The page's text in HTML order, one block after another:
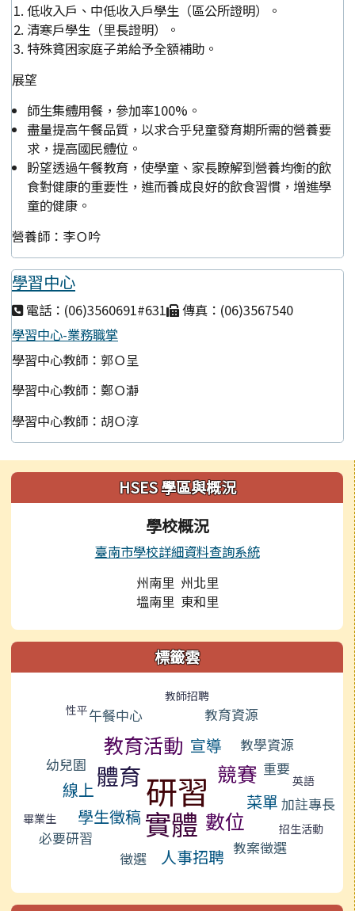
低收入戶、中低收入戶學生（區公所證明）。
清寒戶學生（里長證明）。
特殊貧困家庭子弟給予全額補助。
展望
師生集體用餐，參加率100%。
盡量提高午餐品質，以求合乎兒童發育期所需的營養要
求，提高國民體位。
盼望透過午餐教育，使學童、家長瞭解到營養均衡的飲
食對健康的重要性，進而養成良好的飲食習慣，增進學
童的健康。
營養師：李Ｏ吟
學習中心
電話：(06)3560691#631
傳真：(06)3567540
學習中心-業務職掌
學習中心教師：郭Ｏ呈
學習中心教師：鄭Ｏ瀞
學習中心教師：胡Ｏ淳
左邊區域內容HSES 學區與概況
學校概況
臺南市學校詳細資料查詢系統
州南里 州北里
塭南里 東和里
標籤雲
性平
教師招聘
午餐中心 教育資源
教育活動 宣導
教學資源
幼兒園 體育 研習 競賽 重要
線上 英語
學生徵稿 實體
菜單
數位
加註專長
畢業生
必要研習 招生活動
徵選 人事招聘 教案徵選